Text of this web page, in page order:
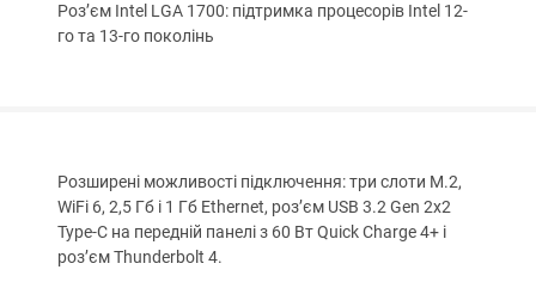
Роз’єм Intel LGA 1700: підтримка процесорів Intel 12-
го та 13-го поколінь
Розширені можливості підключення: три слоти M.2,
WiFi 6, 2,5 Гб і 1 Гб Ethernet, роз’єм USB 3.2 Gen 2x2
Type-C на передній панелі з 60 Вт Quick Charge 4+ і
роз’єм Thunderbolt 4.